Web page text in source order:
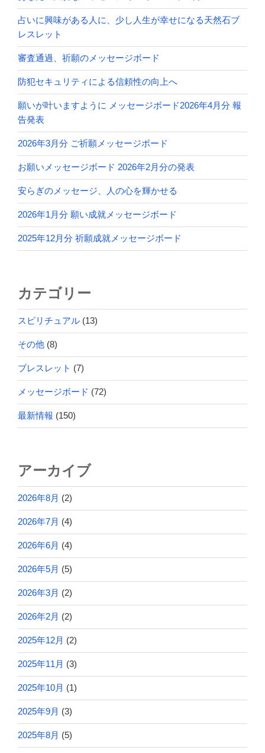
占いに興味がある人に、少し人生が幸せになる天然石ブ
レスレット
審査通過、祈願のメッセージボード
防犯セキュリティによる信頼性の向上へ
願いが叶いますように メッセージボード2026年4月分 報
告発表
2026年3月分 ご祈願メッセージボード
お願いメッセージボード 2026年2月分の発表
安らぎのメッセージ、人の心を輝かせる
2026年1月分 願い成就メッセージボード
2025年12月分 祈願成就メッセージボード
カテゴリー
スピリチュアル (13)
その他 (8)
ブレスレット (7)
メッセージボード (72)
最新情報 (150)
アーカイブ
2026年8月 (2)
2026年7月 (4)
2026年6月 (4)
2026年5月 (5)
2026年3月 (2)
2026年2月 (2)
2025年12月 (2)
2025年11月 (3)
2025年10月 (1)
2025年9月 (3)
2025年8月 (5)